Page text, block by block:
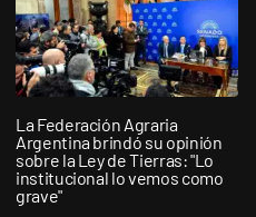
La Federación Agraria
Argentina brindó su opinión
sobre la Ley de Tierras: "Lo
institucional lo vemos como
grave"